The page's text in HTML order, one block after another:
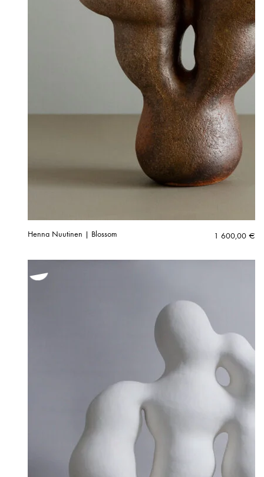
Henna Nuutinen | Blossom 1 600,00 €